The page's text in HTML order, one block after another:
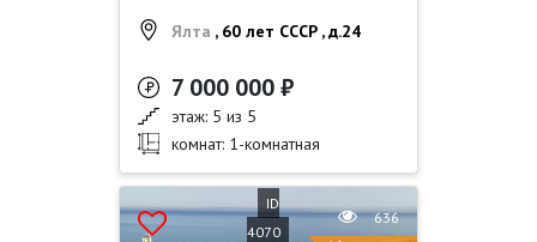
Ялта , 60 лет СССР , д.24
7 000 000 ₽
этаж: 5 из 5
комнат: 1-комнатная
ID
4070
636